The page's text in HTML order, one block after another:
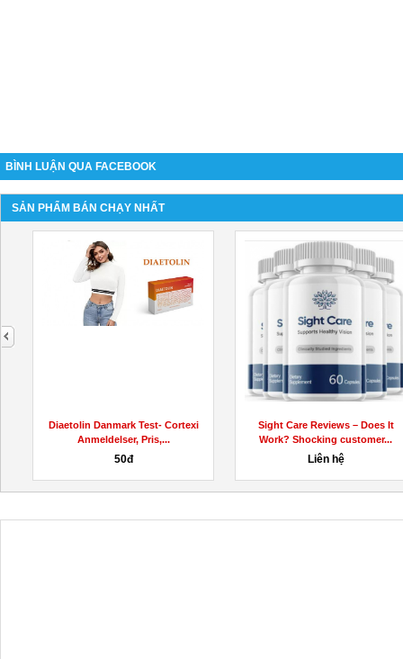
BÌNH LUẬN QUA FACEBOOK
SẢN PHẨM BÁN CHẠY NHẤT
Cortexi
Sight Care Reviews – Does It
Work? Shocking customer...
https://